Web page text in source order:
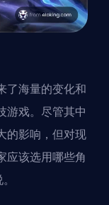
了海量的变化和
游戏。尽管其中
的影响，但对现
应该选用哪些角